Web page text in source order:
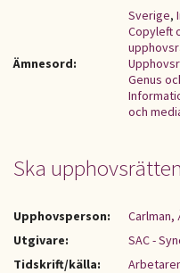
Ämnesord:
Sverige,
Copyleft
Genus
och
Ska
Upphovsperson:
Carlman,
Utgivare:
SAC -
Tidskrift/källa: